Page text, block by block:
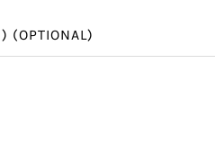
(OPTIONAL)